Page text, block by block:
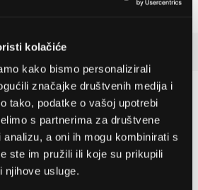
kolačiće
kako bismo personalizirali
značajke društvenih medija i
tako, podatke o vašoj upotrebi
s partnerima za društvene
analizu, a oni ih mogu kombinirati s
ste im pružili ili koje su prikupili
njihove usluge.
za vas